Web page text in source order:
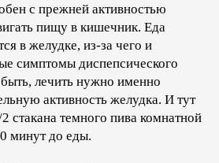
с прежней активностью
пищу в кишечник. Еда
в желудке, из-за чего и
симптомы диспепсического
лечить нужно именно
активность желудка. И тут
стакана темного пива комнатной
минут до еды.